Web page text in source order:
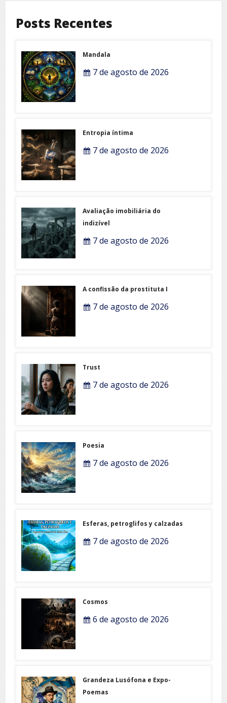
Posts Recentes
Mandala
7 de agosto de 2026
Entropia íntima
7 de agosto de 2026
Avaliação imobiliária do
indizível
7 de agosto de 2026
A confissão da prostituta I
7 de agosto de 2026
Trust
7 de agosto de 2026
Poesia
7 de agosto de 2026
Esferas, petroglifos y calzadas
7 de agosto de 2026
Cosmos
6 de agosto de 2026
Grandeza Lusófona e Expo-
Poemas